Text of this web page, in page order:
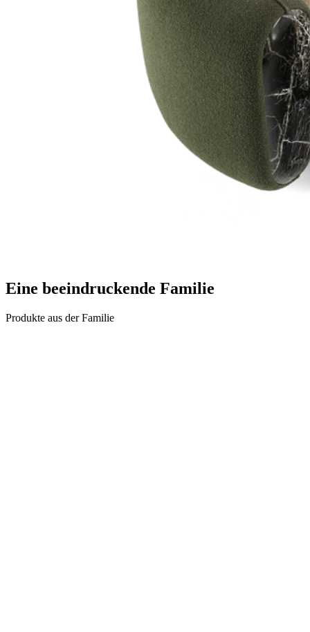
Eine beeindruckende Familie
Produkte aus der Familie